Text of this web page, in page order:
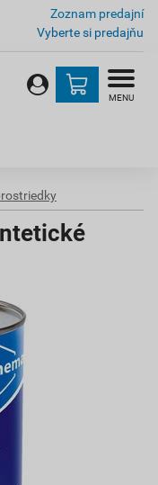
Zoznam predajní
Vyberte si predajňu
MENU